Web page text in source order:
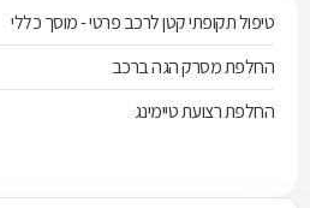
טיפול תקופתי קטן לרכב פרטי - מוסך כללי
החלפת מסרק הגה ברכב
החלפת רצועת טיימינג